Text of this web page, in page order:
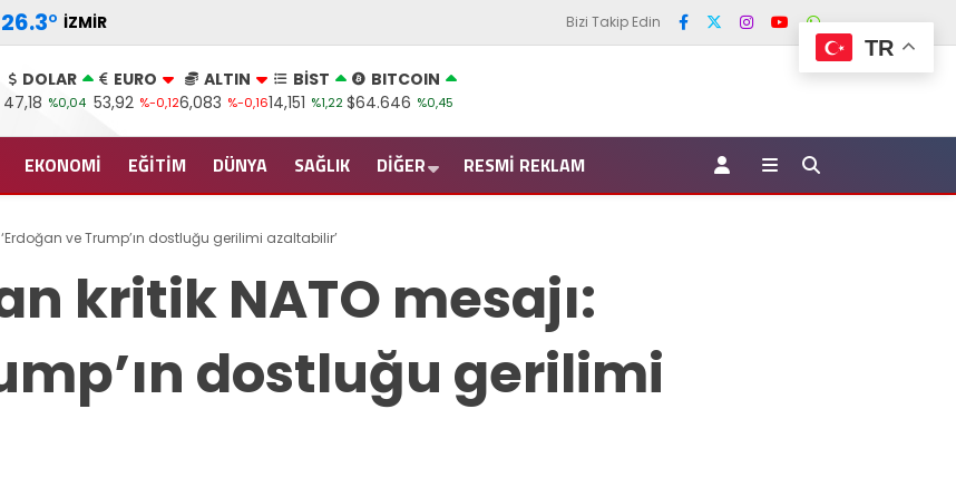
26.3° İZMIR Bizi Takip Edin
DOLAR
47,18 %0,04
EURO
53,92 %-0,12
ALTIN
6,083 %-0,16
BİST
14,151 %1,22
BITCOIN
$64.646 %0,45
EKONOMİ EĞİTİM DÜNYA SAĞLIK DİĞER RESMI REKLAM
ve Trump’ın dostluğu gerilimi azaltabilir’
kritik NATO mesajı:
dostluğu gerilimi
TR